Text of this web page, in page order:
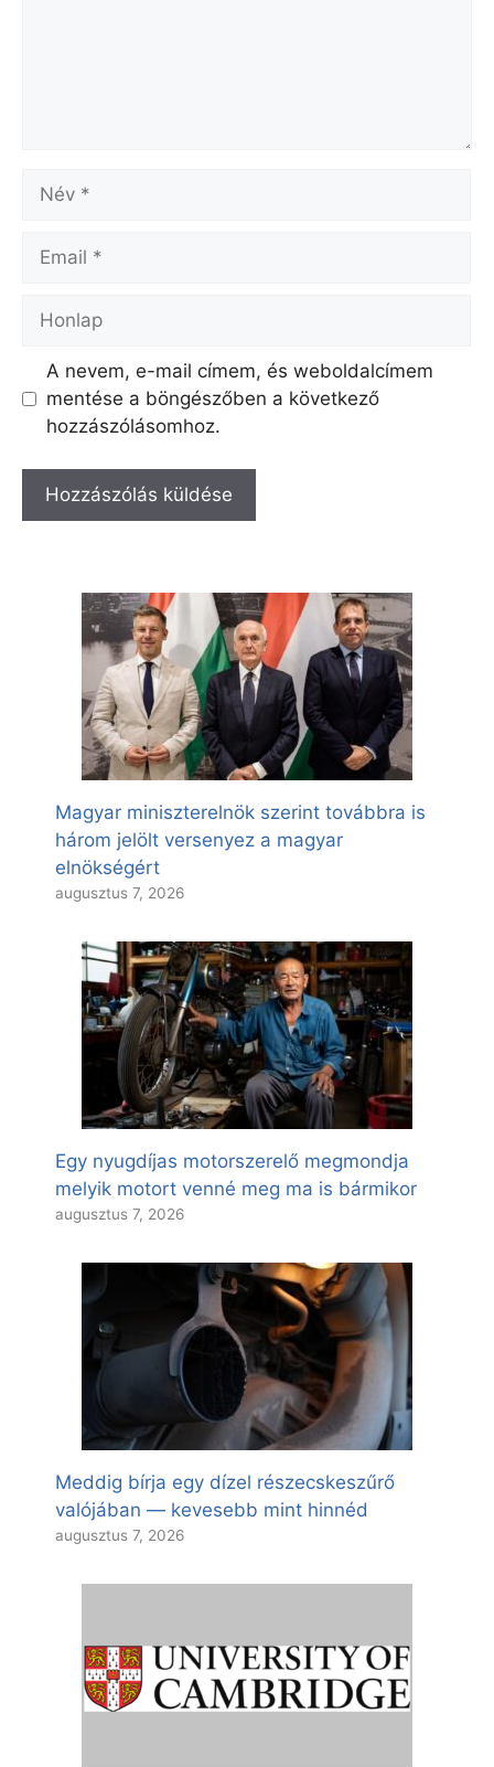
Név
Email
Honlap
A nevem, e-mail címem, és weboldalcímem
mentése a böngészőben a következő
hozzászólásomhoz.
Magyar miniszterelnök szerint továbbra is
három jelölt versenyez a magyar
elnökségért
augusztus 7, 2026
Egy nyugdíjas motorszerelő megmondja
melyik motort venné meg ma is bármikor
augusztus 7, 2026
Meddig bírja egy dízel részecskeszűrő
valójában — kevesebb mint hinnéd
augusztus 7, 2026